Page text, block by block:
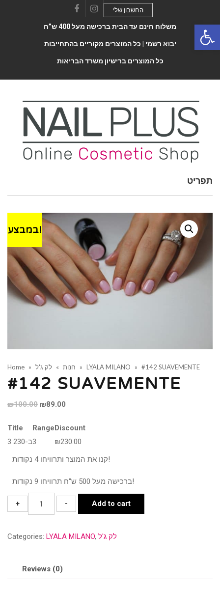
FacebookInstagram
החשבון שלי
משלוח חינם עד הבית ברכישה מעל 400 ש”ח
יבוא רשמי | כל המוצרים מקוריים בהתחייבות
כל המוצרים ברישיון משרד הבריאות
Toggle
תפריט
במבצע!
Home » חנות » לק ג'ל » LYALA MILANO » #142 SUAVEMENTE
#142 SUAVEMENTE
₪100.00 Original
was:
₪100.00.
₪89.00
is:
₪89.00.
Title RangeDiscount
3 ב-2303 ₪230.00
קנו את המוצר ותרוויחו 4 נקודות!
ברכישה מעל 500 ש"ח תרוויחו 9 נקודות!
+
#142
SUAVEMENTE
- Add to cart
Categories: LYALA MILANO, לק ג'ל
Reviews (0)